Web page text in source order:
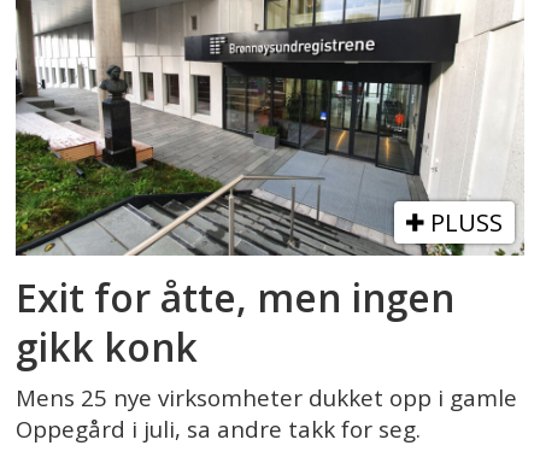
PLUSS
Exit for åtte, men ingen
gikk konk
Mens 25 nye virksomheter dukket opp i gamle
Oppegård i juli, sa andre takk for seg.